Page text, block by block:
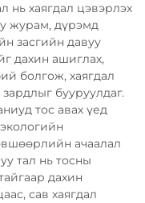
нь хаягдал цэвэрлэх
журам, дүрэмд
засгийн давуу
дахин ашиглах,
болгож, хаягдал
бууруулдаг.
тос авах үед
ачаалал
тал нь тосны
дахин
сав хаягдал